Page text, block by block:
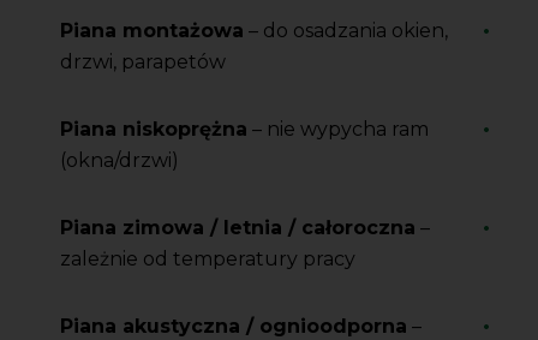
Piana montażowa – do osadzania okien,
drzwi, parapetów
Piana niskoprężna – nie wypycha ram
(okna/drzwi)
Piana zimowa / letnia / całoroczna –
zależnie od temperatury pracy
Piana akustyczna / ognioodporna –